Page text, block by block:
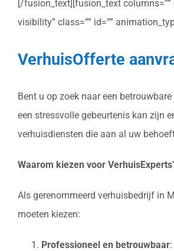
[/fusion_text][fusion_text columns=””
visibility” class=”” id=””
VerhuisOfferte
Bent u op zoek naar een
een stressvolle gebeurtenis kan zijn
verhuisdiensten die aan al uw
Waarom kiezen voor
Als gerenommeerd verhuisbedrijf in
moeten kiezen:
Professioneel en betrouwbaar